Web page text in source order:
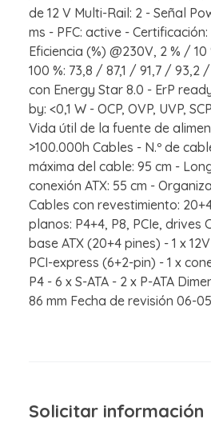
de 12 V Multi-Rail: 2 - Señal
ms - PFC: active -
Eficiencia (%) @230V, 2 % /
100 %: 73,8 / 87,1 / 91,7 / 93,2
con Energy Star 8.0 - ErP
by: <0,1 W - OCP, OVP, UVP,
Vida útil de la fuente de
>100.000h Cables - N.º de
máxima del cable: 95 cm -
conexión ATX: 55 cm -
Cables con revestimiento:
planos: P4+4, P8, PCIe, drives
base ATX (20+4 pines) - 1 x
PCI-express (6+2-pin) - 1 x
P4 - 6 x S-ATA - 2 x P-ATA
86 mm Fecha de revisión 06-
Solicitar información